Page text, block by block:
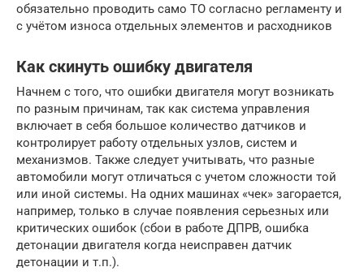
обязательно проводить само ТО согласно регламенту и
с учётом износа отдельных элементов и расходников
Как скинуть ошибку двигателя
Начнем с того, что ошибки двигателя могут возникать
по разным причинам, так как система управления
включает в себя большое количество датчиков и
контролирует работу отдельных узлов, систем и
механизмов. Также следует учитывать, что разные
автомобили могут отличаться с учетом сложности той
или иной системы. На одних машинах «чек» загорается,
например, только в случае появления серьезных или
критических ошибок (сбои в работе ДПРВ, ошибка
детонации двигателя когда неисправен датчик
детонации и т.п.).